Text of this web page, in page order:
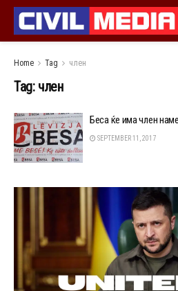
Home Tag член
Tag: член
Беса ќе има член
SEPTEMBER 11, 2017